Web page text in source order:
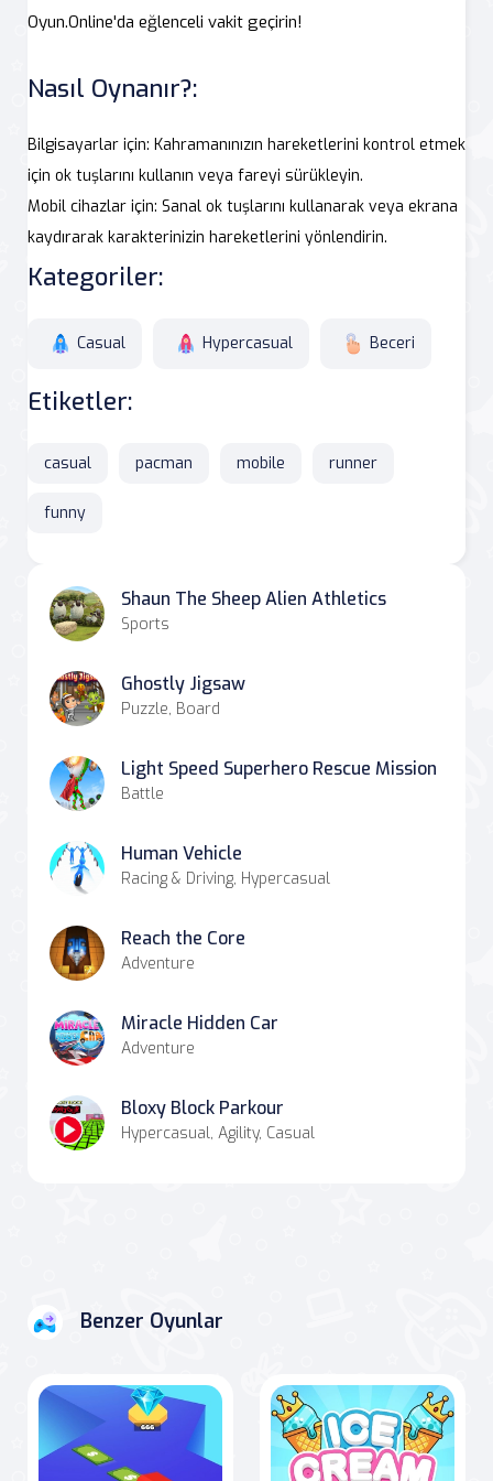
Oyun.Online'da eğlenceli vakit geçirin!
Nasıl Oynanır?:
Bilgisayarlar için: Kahramanınızın hareketlerini kontrol etmek
için ok tuşlarını kullanın veya fareyi sürükleyin.
Mobil cihazlar için: Sanal ok tuşlarını kullanarak veya ekrana
kaydırarak karakterinizin hareketlerini yönlendirin.
Kategoriler:
Casual Hypercasual Beceri
Etiketler:
casual pacman mobile runner
funny
Shaun The Sheep Alien Athletics
Sports
Ghostly Jigsaw
Puzzle, Board
Light Speed Superhero Rescue Mission
Battle
Human Vehicle
Racing & Driving, Hypercasual
Reach the Core
Adventure
Miracle Hidden Car
Adventure
Bloxy Block Parkour
Hypercasual, Agility, Casual
Benzer Oyunlar